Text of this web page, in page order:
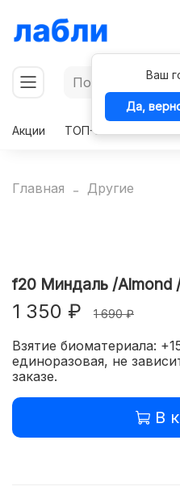
Ваш
Да,
Акции
ТОП-50
Главная Другие
f20 Миндаль /Almond
1 350 ₽ 1 690 ₽
Взятие биоматериала:
единоразовая, не
заказе.
В